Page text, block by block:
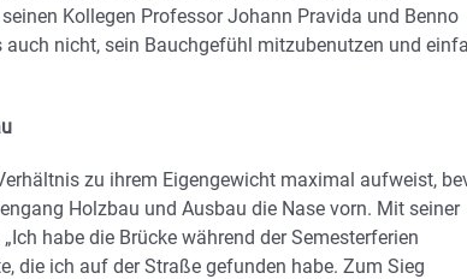
Kollegen Professor Johann Pravida und Benno
nicht, sein Bauchgefühl mitzubenutzen und
zu ihrem Eigengewicht maximal aufweist,
Holzbau und Ausbau die Nase vorn. Mit seiner
habe die Brücke während der Semesterferien
die ich auf der Straße gefunden habe. Zum Sieg